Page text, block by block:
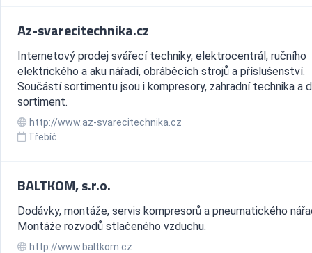
Az-svarecitechnika.cz
Internetový prodej svářecí techniky, elektrocentrál, ručního
elektrického a aku nářadí, obráběcích strojů a příslušenství.
Součástí sortimentu jsou i kompresory, zahradní technika a
sortiment.
http://www.az-svarecitechnika.cz
Třebíč
BALTKOM, s.r.o.
Dodávky, montáže, servis kompresorů a pneumatického
Montáže rozvodů stlačeného vzduchu.
http://www.baltkom.cz